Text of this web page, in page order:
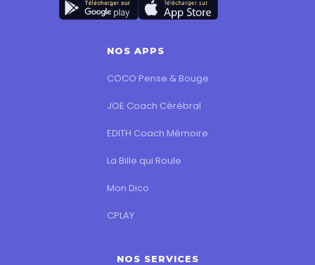
NOS APPS
COCO Pense & Bouge
JOE Coach Cérébral
EDITH Coach Mémoire
La Bille qui Roule
Mon Dico
CPLAY
NOS SERVICES